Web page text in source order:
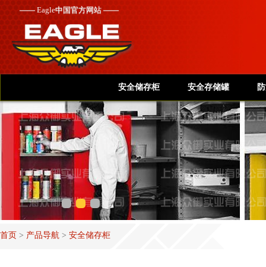
——Eagle中国官方网站 ——
安全储存柜 安全存储罐
首页 > 产品导航 > 安全储存柜